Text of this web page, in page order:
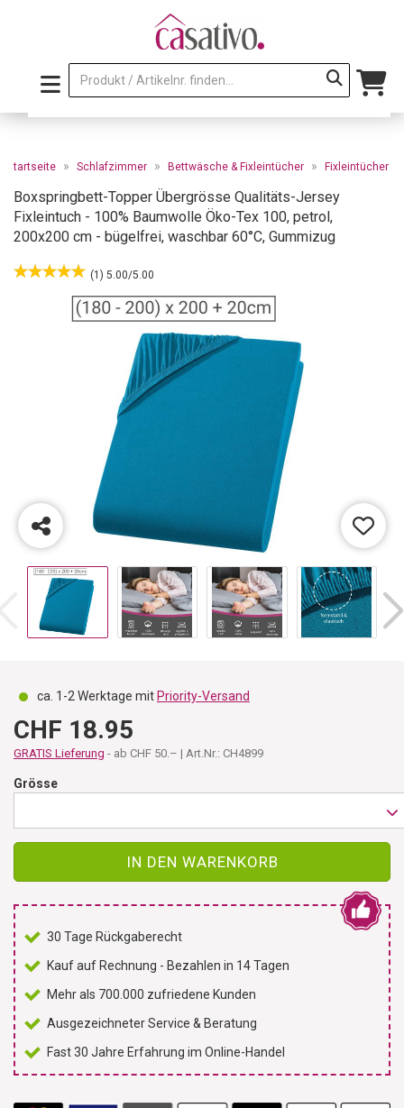
Startseite » Schlafzimmer » Bettwäsche & Fixleintücher » Fixleintücher
Boxspringbett-Topper Übergrösse Qualitäts-Jersey
Fixleintuch - 100% Baumwolle Öko-Tex 100, petrol,
200x200 cm - bügelfrei, waschbar 60°C, Gummizug
(1) 5.00/5.00
ca. 1-2 Werktage mit Priority-Versand
CHF 18.95
GRATIS Lieferung - ab CHF 50.– | Art.Nr.: CH4899
Grösse
IN DEN WARENKORB
30 Tage Rückgaberecht
Kauf auf Rechnung - Bezahlen in 14 Tagen
Mehr als 700.000 zufriedene Kunden
Ausgezeichneter Service & Beratung
Fast 30 Jahre Erfahrung im Online-Handel